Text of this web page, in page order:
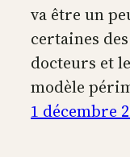
va être un
certaines
docteurs et
modèle
1 décembre